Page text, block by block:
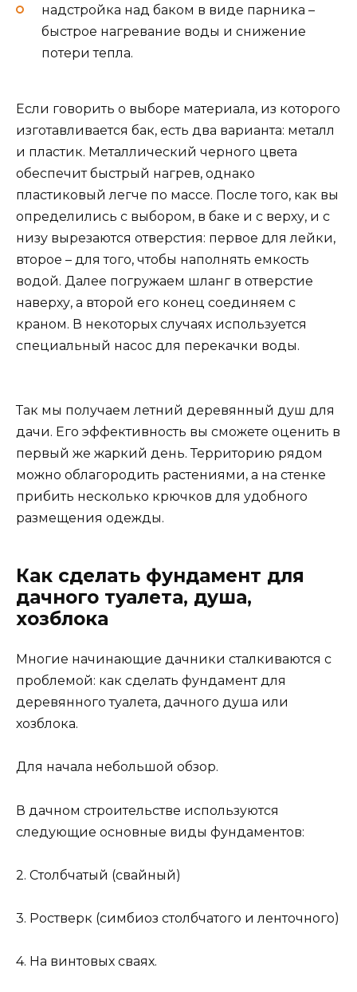
надстройка над баком в виде парника –
быстрое нагревание воды и снижение
потери тепла.
Если говорить о выборе материала, из которого
изготавливается бак, есть два варианта: металл
и пластик. Металлический черного цвета
обеспечит быстрый нагрев, однако
пластиковый легче по массе. После того, как вы
определились с выбором, в баке и с верху, и с
низу вырезаются отверстия: первое для лейки,
второе – для того, чтобы наполнять емкость
водой. Далее погружаем шланг в отверстие
наверху, а второй его конец соединяем с
краном. В некоторых случаях используется
специальный насос для перекачки воды.
Так мы получаем летний деревянный душ для
дачи. Его эффективность вы сможете оценить в
первый же жаркий день. Территорию рядом
можно облагородить растениями, а на стенке
прибить несколько крючков для удобного
размещения одежды.
Как сделать фундамент для
дачного туалета, душа,
хозблока
Многие начинающие дачники сталкиваются с
проблемой: как сделать фундамент для
деревянного туалета, дачного душа или
хозблока.
Для начала небольшой обзор.
В дачном строительстве используются
следующие основные виды фундаментов:
2. Столбчатый (свайный)
3. Ростверк (симбиоз столбчатого и ленточного)
4. На винтовых сваях.